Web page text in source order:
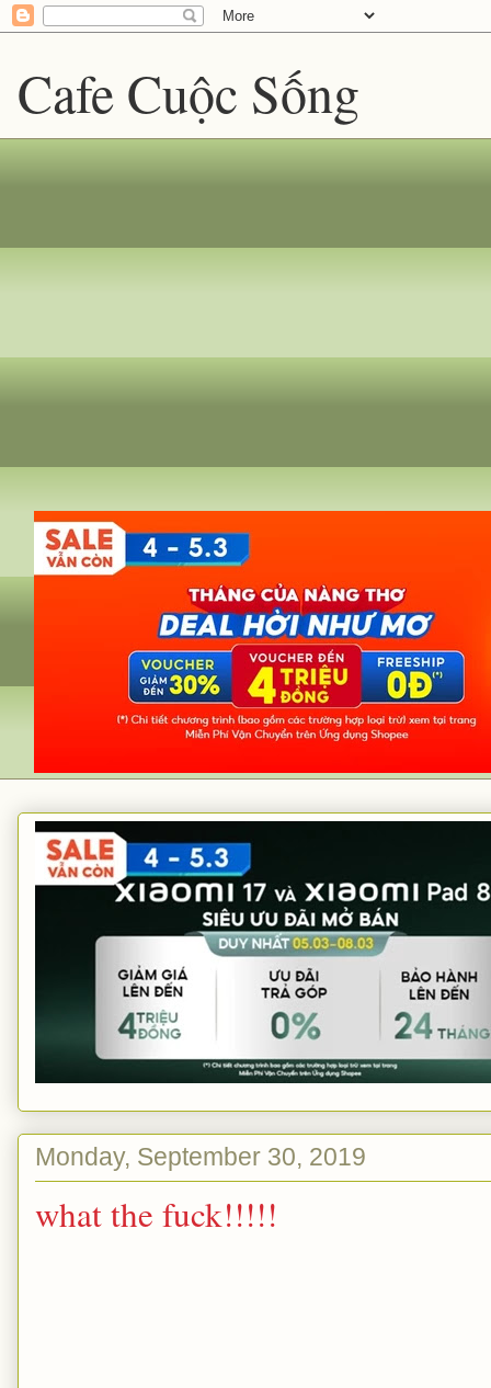
Cafe Cuộc Sống
Monday, September 30, 2019
what the fuck!!!!!